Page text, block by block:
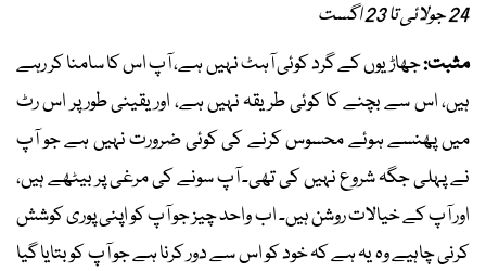
24 جولائی تا 23 اگست
مثبت:جھاڑیوں کے گرد کوئی آہٹ نہیں ہے، آپ اس کا سامنا کر رہے
ہیں، اس سے بچنے کا کوئی طریقہ نہیں ہے، اور یقینی طور پر اس رٹ
میں پھنسے ہوئے محسوس کرنے کی کوئی ضرورت نہیں ہے جو آپ
نے پہلی جگہ شروع نہیں کی تھی۔ آپ سونے کی مرغی پر بیٹھے ہیں،
اور آپ کے خیالات روشن ہیں۔ اب واحد چیز جو آپ کو اپنی پوری کوشش
کرنی چاہیے وہ یہ ہے کہ خود کو اس سے دور کرنا ہے جو آپ کو بتایا گیا